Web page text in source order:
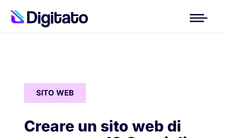
SITO WEB
Creare un sito web di